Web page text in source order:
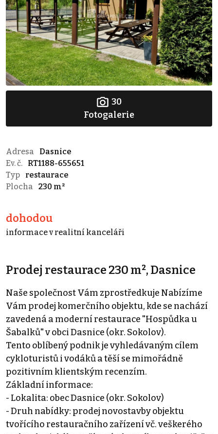
30
Fotogalerie
Adresa
Dasnice
Ev. č.
RT1188-655651
Typ
restaurace
Plocha
230 m²
dohodou
informace v realitní kanceláři
Prodej restaurace 230 m², Dasnice
Naše společnost Vám zprostředkuje Nabízíme
Vám prodej komerčního objektu, kde se nachází
zavedená a moderní restaurace "Hospůdka u
Šabalků" v obci Dasnice (okr. Sokolov).
Tento oblíbený podnik je vyhledávaným cílem
cykloturistů i vodáků a těší se mimořádně
pozitivním klientským recenzím.
Základní informace:
- Lokalita: obec Dasnice (okr. Sokolov)
- Druh nabídky: prodej novostavby objektu
tvořícího restauračního zařízení vč. veškerého